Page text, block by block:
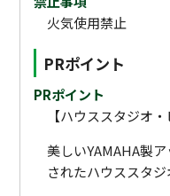
火気使用禁止
PRポイント
PRポイント
【ハウススタジオ・
美しいYAMAHA製
されたハウススタジ